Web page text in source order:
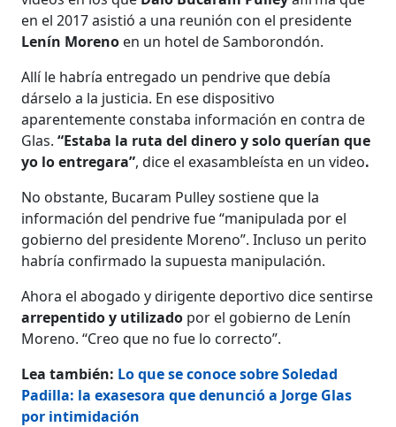
en el 2017 asistió a una reunión con el presidente
Lenín Moreno en un hotel de Samborondón.
Allí le habría entregado un pendrive que debía
dárselo a la justicia. En ese dispositivo
aparentemente constaba información en contra de
Glas.“Estaba la ruta del dinero y solo querían que
yo lo entregara”, dice el exasambleísta en un video.
No obstante, Bucaram Pulley sostiene que la
información del pendrive fue “manipulada por el
gobierno del presidente Moreno”. Incluso un perito
habría confirmado la supuesta manipulación.
Ahora el abogado y dirigente deportivo dice sentirse
arrepentido y utilizado por el gobierno de Lenín
Moreno. “Creo que no fue lo correcto”.
Lea también: Lo que se conoce sobre Soledad
Padilla: la exasesora que denunció a Jorge Glas
por intimidación